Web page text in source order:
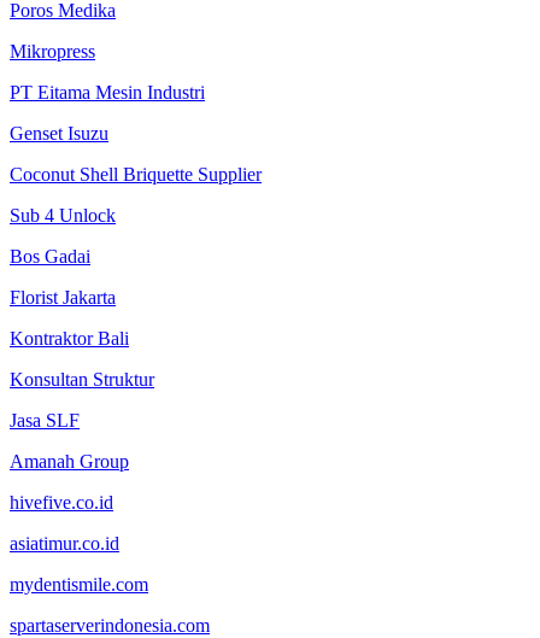
Poros Medika
Mikropress
PT Eitama Mesin Industri
Genset Isuzu
Coconut Shell Briquette Supplier
Sub 4 Unlock
Bos Gadai
Florist Jakarta
Kontraktor Bali
Konsultan Struktur
Jasa SLF
Amanah Group
hivefive.co.id
asiatimur.co.id
mydentismile.com
spartaserverindonesia.com